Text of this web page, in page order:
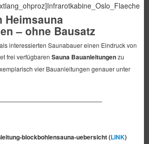
Heimsauna
– ohne Bausatz
interessierten Saunabauer einen Eindruck von
frei verfügbaren Sauna Bauanleitungenzu
vier Bauanleitungen genauer unter
blockbohlensauna-uebersicht (LINK)